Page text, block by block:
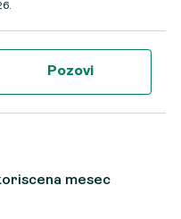
Pozovi
mesec